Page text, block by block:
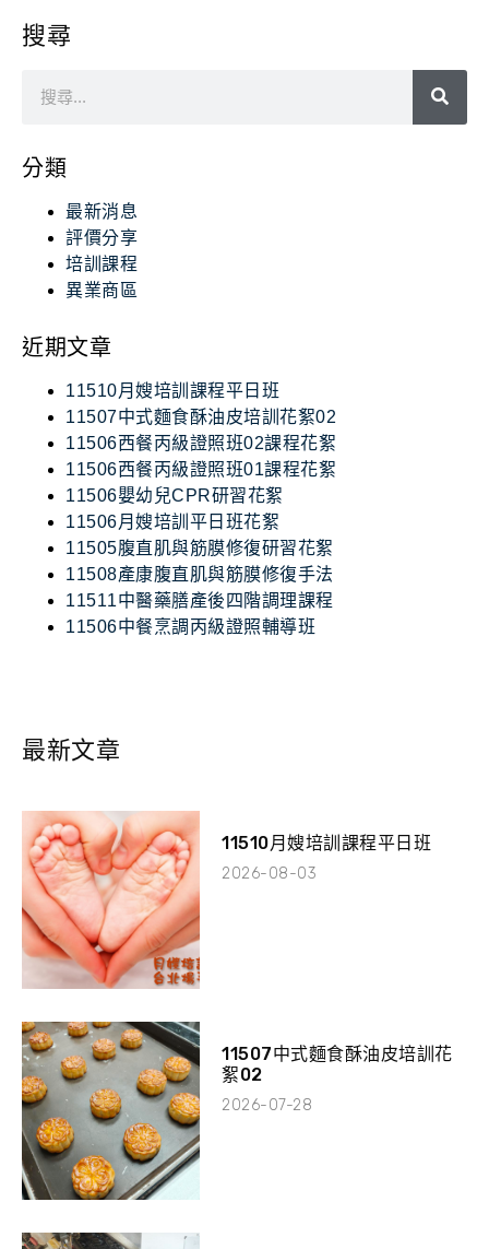
搜尋
分類
最新消息
評價分享
培訓課程
異業商區
近期文章
11510月嫂培訓課程平日班
11507中式麵食酥油皮培訓花絮02
11506西餐丙級證照班02課程花絮
11506西餐丙級證照班01課程花絮
11506嬰幼兒CPR研習花絮
11506月嫂培訓平日班花絮
11505腹直肌與筋膜修復研習花絮
11508產康腹直肌與筋膜修復手法
11511中醫藥膳產後四階調理課程
11506中餐烹調丙級證照輔導班
最新文章
11510月嫂培訓課程平日班
2026-08-03
11507中式麵食酥油皮培訓花
絮02
2026-07-28